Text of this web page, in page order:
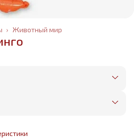
Животный мир
›
шары
в пределах КАД